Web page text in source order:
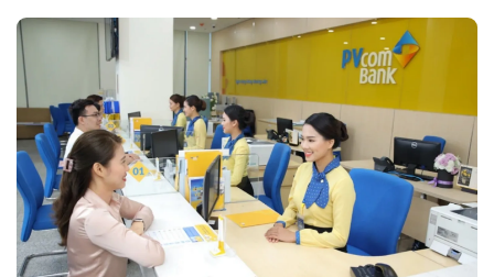
Theo